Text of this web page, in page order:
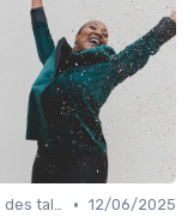
Gestion des talents IT • 12/06/2025